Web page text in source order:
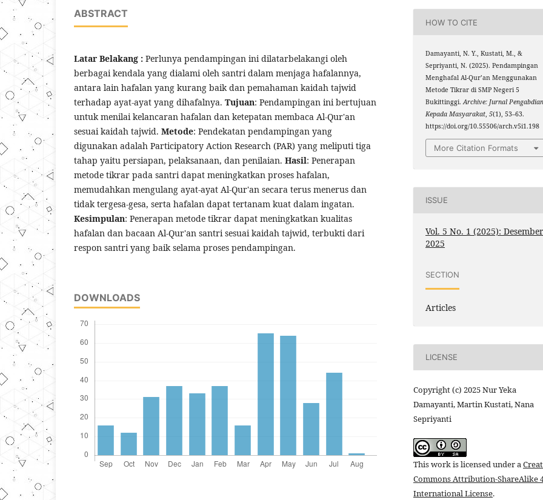
ABSTRACT
Latar Belakang : Perlunya pendampingan ini dilatarbelakangi oleh
berbagai kendala yang dialami oleh santri dalam menjaga hafalannya,
antara lain hafalan yang kurang baik dan pemahaman kaidah tajwid
terhadap ayat-ayat yang dihafalnya. Tujuan: Pendampingan ini bertujuan
untuk menilai kelancaran hafalan dan ketepatan membaca Al-Qur'an
sesuai kaidah tajwid. Metode: Pendekatan pendampingan yang
digunakan adalah Participatory Action Research (PAR) yang meliputi tiga
tahap yaitu persiapan, pelaksanaan, dan penilaian. Hasil: Penerapan
metode tikrar pada santri dapat meningkatkan proses hafalan,
memudahkan mengulang ayat-ayat Al-Qur'an secara terus menerus dan
tidak tergesa-gesa, serta hafalan dapat tertanam kuat dalam ingatan.
Kesimpulan: Penerapan metode tikrar dapat meningkatkan kualitas
hafalan dan bacaan Al-Qur'an santri sesuai kaidah tajwid, terbukti dari
respon santri yang baik selama proses pendampingan.
DOWNLOADS
HOW TO CITE
Damayanti, N. Y., Kustati, M., &
Sepriyanti, N. (2025). Pendampingan
Menghafal Al-Qur’an Menggunakan
Metode Tikrar di SMP Negeri 5
Bukittinggi.Archive: Jurnal Pengabdian
Kepada Masyarakat,5(1), 53–63.
https://doi.org/10.55506/arch.v5i1.198
More Citation Formats
ISSUE
Vol. 5 No. 1 (2025): Desember
2025
SECTION
Articles
LICENSE
Copyright (c) 2025 Nur Yeka
Damayanti, Martin Kustati, Nana
Sepriyanti
This work is licensed under a
Commons Attribution-ShareAlike
International License.